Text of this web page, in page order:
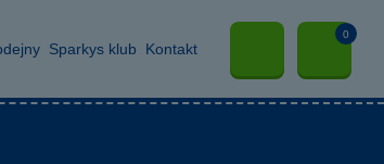
Sparkys klub Kontakt
0